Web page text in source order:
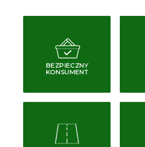
BEZPIECZNY
KONSUMENT